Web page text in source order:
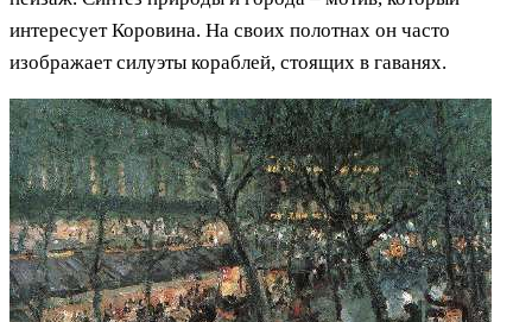
интересует Коровина. На своих полотнах он часто
изображает силуэты кораблей, стоящих в гаванях.